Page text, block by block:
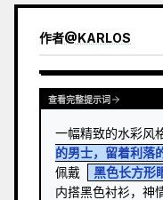
作者@KARLOS
查看完整提示词
一幅精致的水彩风
的男士，留着利落
佩戴
黑色长方形
内搭黑色衬衫，神